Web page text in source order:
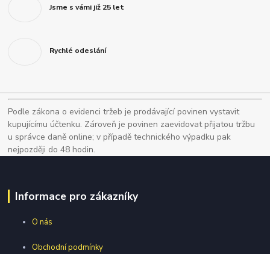
Jsme s vámi již 25 let
Rychlé odeslání
Podle zákona o evidenci tržeb je prodávající povinen vystavit
kupujícímu účtenku. Zároveň je povinen zaevidovat přijatou tržbu
u správce daně online; v případě technického výpadku pak
nejpozději do 48 hodin.
Informace pro zákazníky
O nás
Obchodní podmínky